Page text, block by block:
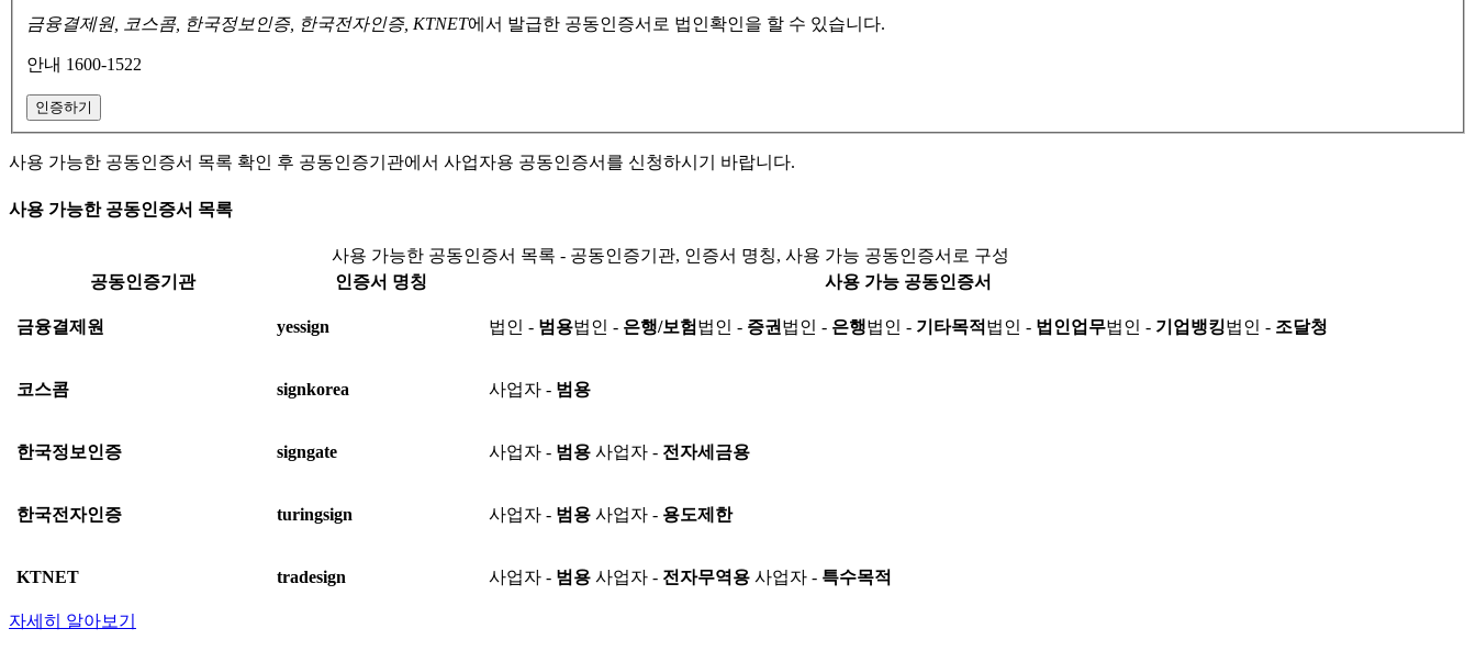
금융결제원, 코스콤, 한국정보인증, 한국전자인증, KTNET에서 발급한 공동인증서로 법인확인을 할 수 있습니다.
안내 1600-1522
인증하기
사용 가능한 공동인증서 목록 확인 후 공동인증기관에서 사업자용 공동인증서를 신청하시기 바랍니다.
사용 가능한 공동인증서 목록
사용 가능한 공동인증서 목록 - 공동인증기관, 인증서 명칭, 사용 가능 공동인증서로 구성
공동인증기관
인증서 명칭 사용 가능 공동인증서
금융결제원 yessign 법인 - 범용법인 - 은행/보험 법인 - 증권 법인 - 은행법인 - 기타목적 법인 - 법인업무법인 - 기업뱅킹법인 - 조달청
코스콤 signkorea 사업자 - 범용
한국정보인증 signgate 사업자 - 범용 사업자 - 전자세금용
한국전자인증 turingsign 사업자 - 범용 사업자 - 용도제한
KTNET tradesign 사업자 - 범용 사업자 - 전자무역용 사업자 - 특수목적
자세히 알아보기